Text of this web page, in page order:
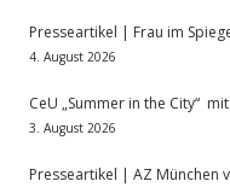
Presseartikel | Frau im
4. August 2026
CeU „Summer in the City“
3. August 2026
Presseartikel | AZ München